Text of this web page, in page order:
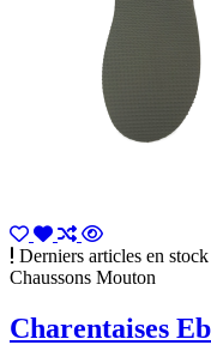
Derniers articles en stock
Chaussons Mouton
Charentaises